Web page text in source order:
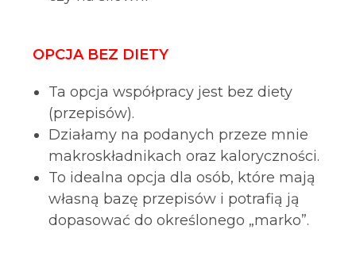
OPCJA BEZ DIETY
Ta opcja współpracy jest bez diety
(przepisów).
Działamy na podanych przeze mnie
makroskładnikach oraz kaloryczności.
To idealna opcja dla osób, które mają
własną bazę przepisów i potrafią ją
dopasować do określonego „marko”.